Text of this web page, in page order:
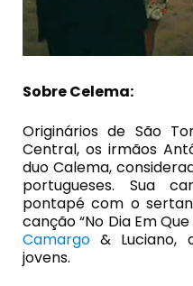
Sobre Celema:
Originários de São
Central, os irmãos
duo Calema,
portugueses. Sua
pontapé com o
canção “No Dia Em
Camargo & Luciano,
jovens.